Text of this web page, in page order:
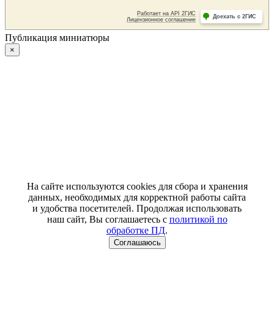
Публикация миниатюры
×
На сайте используются cookies для сбора и хранения
данных, необходимых для корректной работы сайта
и удобства посетителей. Продолжая использовать
наш сайт, Вы соглашаетесь с политикой по
обработке ПД.
Соглашаюсь